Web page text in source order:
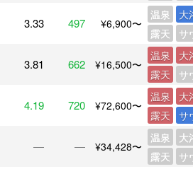
3.33 497 ¥6,900〜
温泉
大
露天
サ
3.81 662 ¥16,500〜
温泉
大
露天
サ
4.19 720 ¥72,600〜
温泉
大
露天
サ
― ― ¥34,428〜
温泉
大
露天
サ